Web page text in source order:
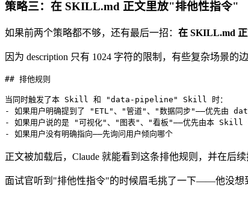
策略三：在 SKILL.md 正文里放"排他性指令"
如果前两个策略都不够，还有最后一招： 在 SKILL.md 正
因为 description 只有 1024 字符的限制，有些复杂场景
## 排他规则
当同时触发了本 Skill 和 "data-pipeline" Skill 时：
- 如果用户明确提到了 "ETL"、"管道"、"数据同步"——优先由
- 如果用户说的是 "可视化"、"图表"、"看板"——优先由本 Skill
- 如果用户没有明确指向——先询问用户倾向哪个
正文被加载后，Claude 就能看到这条排他规则，并在后
面试官听到"排他性指令"的时候眉毛挑了一下——他没想